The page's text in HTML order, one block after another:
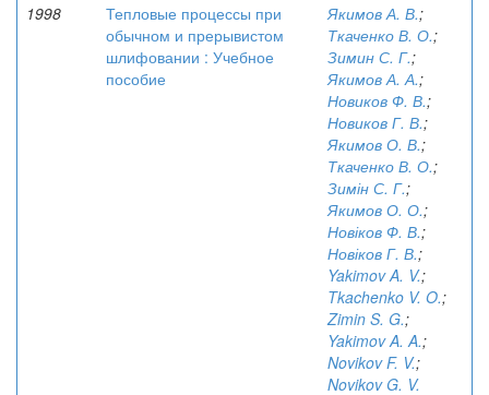
1998
Тепловые процессы при
обычном и прерывистом
шлифовании : Учебное
пособие
Якимов А. В.;
Ткаченко В. О.;
Зимин С. Г.;
Якимов А. А.;
Новиков Ф. В.;
Новиков Г. В.;
Якимов О. В.;
Ткаченко В. О.;
Зимін С. Г.;
Якимов О. О.;
Новіков Ф. В.;
Новіков Г. В.;
Yakimov A. V.;
Tkachenko V. O.;
Zimin S. G.;
Yakimov A. A.;
Novikov F. V.;
Novikov G. V.